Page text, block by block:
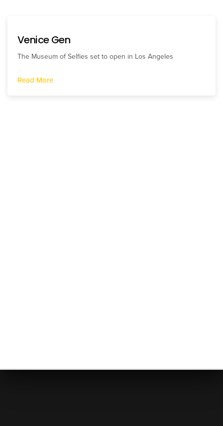
Venice Gen
The Museum of Selfies set to open in Los Angeles
Read More